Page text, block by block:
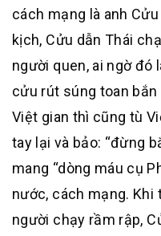
cách mạng là anh
kịch, Cửu dẫn Thái
người quen, ai ngờ đó
cửu rút súng toan bắn
Việt gian thì cũng tù
tay lại và bảo: “đừng
mang “dòng máu cụ
nước, cách mạng. Khi
người chạy rầm rập,